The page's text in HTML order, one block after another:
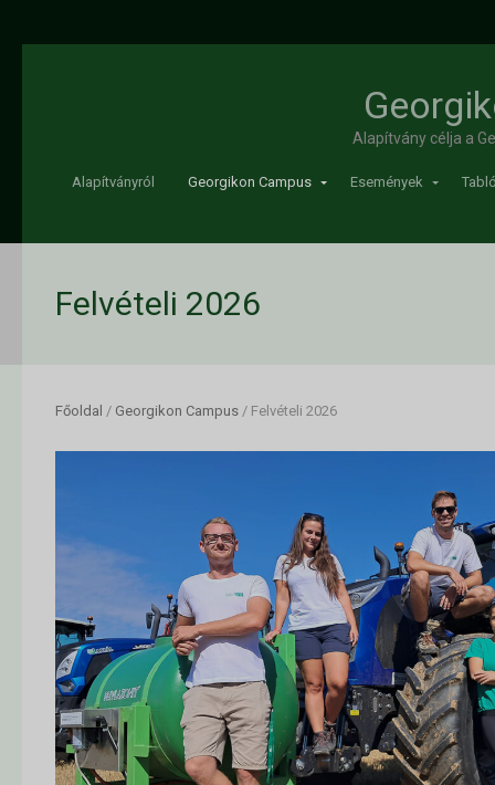
Alapítvány célja a
Alapítványról Georgikon Campus Események
Felvételi 2026
Főoldal / Georgikon Campus / Felvételi 2026